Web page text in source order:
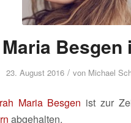
Besgen
23. August 2016 / von Michael
Maria Besgen ist zur
abgehalten.